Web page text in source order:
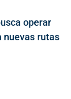
operar
nuevas rutas